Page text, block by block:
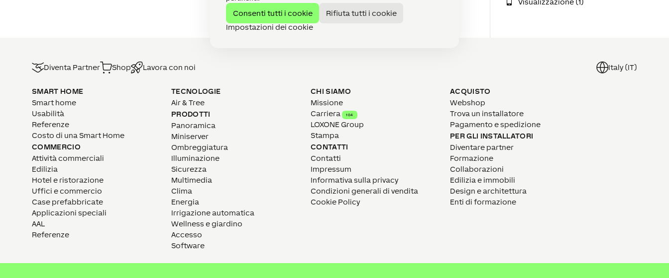
Consenti tutti i cookie
Rifiuta tutti i cookie
Impostazioni dei cookie
Visualizzazione (1)
Diventa Partner Shop Lavora con noi Italy (IT)
SMART HOME
Smart home
Usabilità
Referenze
Costo di una Smart Home
COMMERCIO
Attività commerciali
Edilizia
Hotel e ristorazione
Uffici e commercio
Case prefabbricate
Applicazioni speciali
AAL
Referenze
TECNOLOGIE
Air & Tree
PRODOTTI
Panoramica
Miniserver
Ombreggiatura
Illuminazione
Sicurezza
Multimedia
Clima
Energia
Irrigazione automatica
Wellness e giardino
Accesso
Software
CHI SIAMO
Missione
Carriera
104
LOXONE Group
Stampa
CONTATTI
Contatti
Impressum
Informativa sulla privacy
Condizioni generali di vendita
Cookie Policy
ACQUISTO
Webshop
Trova un installatore
Pagamento e spedizione
PER GLI INSTALLATORI
Diventare partner
Formazione
Collaborazioni
Edilizia e immobili
Design e architettura
Enti di formazione